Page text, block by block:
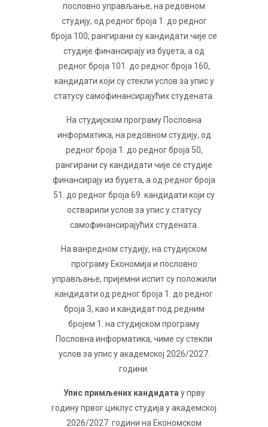
пословно управљање, на редовном
студију, од редног броја 1. до редног
броја 100, рангирани су кандидати чије се
студије финансирају из буџета, а од
редног броја 101. до редног броја 160,
кандидати који су стекли услов за упис у
статусу самофинансирајућих студената.
На студијском програму Пословна
информатика, на редовном студију, од
редног броја 1. до редног броја 50,
рангирани су кандидати чије се студије
финансирају из буџета, а од редног броја
51. до редног броја 69. кандидати који су
остварили услов за упис у статусу
самофинансирајућих студената.
На ванредном студију, на студијском
програму Економија и пословно
управљање, пријемни испит су положили
кандидати од редног броја 1. до редног
броја 3, као и кандидат под редним
бројем 1. на студијском програму
Пословна информатика, чиме су стекли
услов за упис у академској 2026/2027.
години.
Упис примљених кандидата у прву
годину првог циклус студија у академској
2026/2027. години на Економском